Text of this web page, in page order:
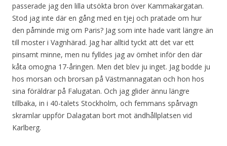
passerade jag den lilla utsökta bron över Kammakargatan.
Stod jag inte där en gång med en tjej och pratade om hur
den påminde mig om Paris? Jag som inte hade varit längre än
till moster i Vagnhärad. Jag har alltid tyckt att det var ett
pinsamt minne, men nu fylldes jag av ömhet inför den där
kåta omogna 17-åringen. Men det blev ju inget. Jag bodde ju
hos morsan och brorsan på Västmannagatan och hon hos
sina föräldrar på Falugatan. Och jag glider ännu längre
tillbaka, in i 40-talets Stockholm, och femmans spårvagn
skramlar uppför Dalagatan bort mot ändhållplatsen vid
Karlberg.